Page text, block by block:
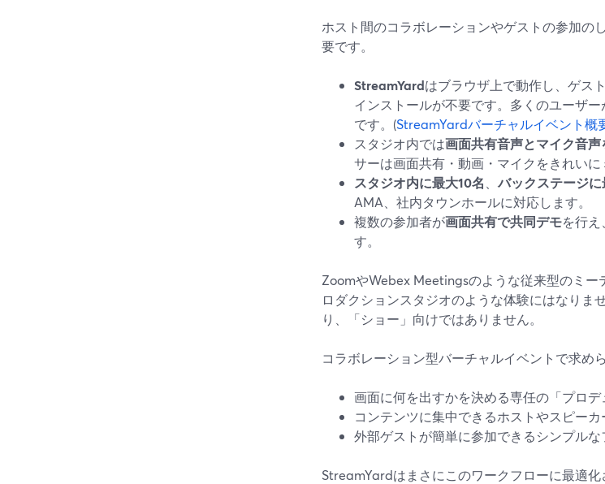
ホスト間のコラボレーションやゲストの参加の
要です。
StreamYardはブラウザ上で動作し、ゲス
インストールが不要です。多くのユーザ
です。(StreamYardバーチャルイベント概
スタジオ内では画面共有音声とマイク音
サーは画面共有・動画・マイクをきれいに
スタジオ内に最大10名
バックステージに
AMA、社内タウンホールに対応します。
複数の参加者が画面共有で共同デモを行
す。
ZoomやWebex Meetingsのような従来型のミ
ロダクションスタジオのような体験にはなりま
り、「ショー」向けではありません。
コラボレーション型バーチャルイベントで求め
画面に何を出すかを決める専任の「プロデ
コンテンツに集中できるホストやスピーカ
外部ゲストが簡単に参加できるシンプルな
StreamYardはまさにこのワークフローに最適